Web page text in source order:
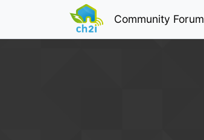
Community Forum